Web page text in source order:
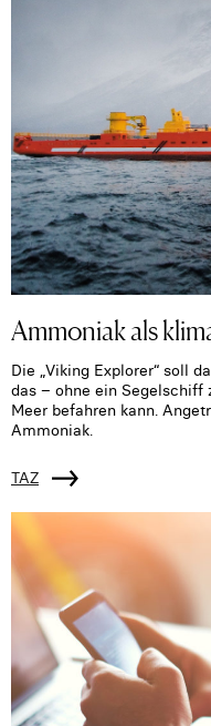
Ammoniak als
Die „Viking Explorer“ soll
das – ohne ein
Meer befahren kann.
Ammoniak.
TAZ